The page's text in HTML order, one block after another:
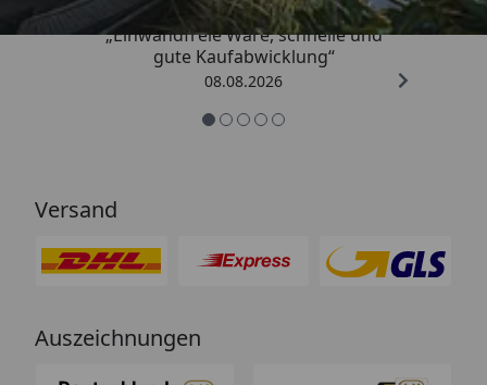
„Einwandfreie Ware, schnelle und
gute Kaufabwicklung“
08.08.2026
Versand
Auszeichnungen